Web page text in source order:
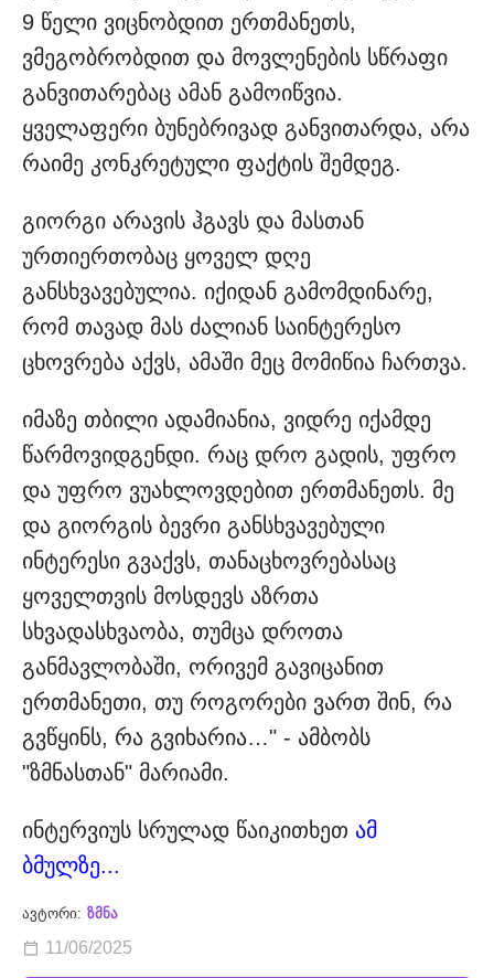
9 წელი ვიცნობდით ერთმანეთს,
ვმეგობრობდით და მოვლენების სწრაფი
განვითარებაც ამან გამოიწვია.
ყველაფერი ბუნებრივად განვითარდა, არა
რაიმე კონკრეტული ფაქტის შემდეგ.
გიორგი არავის ჰგავს და მასთან
ურთიერთობაც ყოველ დღე
განსხვავებულია. იქიდან გამომდინარე,
რომ თავად მას ძალიან საინტერესო
ცხოვრება აქვს, ამაში მეც მომიწია ჩართვა.
იმაზე თბილი ადამიანია, ვიდრე იქამდე
წარმოვიდგენდი. რაც დრო გადის, უფრო
და უფრო ვუახლოვდებით ერთმანეთს. მე
და გიორგის ბევრი განსხვავებული
ინტერესი გვაქვს, თანაცხოვრებასაც
ყოველთვის მოსდევს აზრთა
სხვადასხვაობა, თუმცა დროთა
განმავლობაში, ორივემ გავიცანით
ერთმანეთი, თუ როგორები ვართ შინ, რა
გვწყინს, რა გვიხარია…" - ამბობს
"ზმნასთან" მარიამი.
ინტერვიუს სრულად წაიკითხეთ ამ
ბმულზე...
ავტორი: ზმნა
11/06/2025